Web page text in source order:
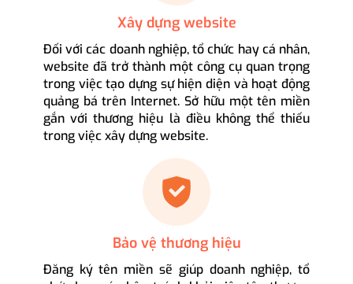
Xây dựng website
Đối với các doanh nghiệp, tổ chức hay cá nhân,
website đã trở thành một công cụ quan trọng
trong việc tạo dựng sự hiện diện và hoạt động
quảng bá trên Internet. Sở hữu một tên miền
gắn với thương hiệu là điều không thể thiếu
trong việc xây dựng website.
Bảo vệ thương hiệu
Đăng ký tên miền sẽ giúp doanh nghiệp, tổ